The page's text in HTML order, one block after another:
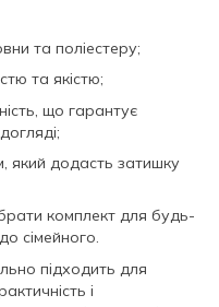
та поліестеру;
та якістю;
що гарантує
який додасть затишку
комплект для будь-
сімейного.
підходить для
і